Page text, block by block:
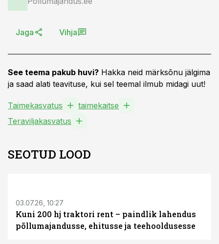
Jaga Vihja
See teema pakub huvi? Hakka neid märksõnu jälgima
ja saad alati teavituse, kui sel teemal ilmub midagi uut!
Taimekasvatus
taimekaitse
Teraviljakasvatus
SEOTUD LOOD
03.07.26, 10:27
Kuni 200 hj traktori rent – paindlik lahendus
põllumajandusse, ehitusse ja teehooldusesse